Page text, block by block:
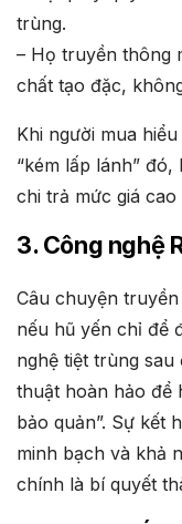
trùng.
– Họ truyền thông
chất tạo đặc,
Khi người mua
“kém lấp lánh”
chi trả mức giá
3. Công nghệ
Câu chuyện
nếu hũ yến chỉ để
nghệ tiệt trùng
thuật hoàn hảo để
bảo quản”. Sự kết
minh bạch và khả
chính là bí quyết